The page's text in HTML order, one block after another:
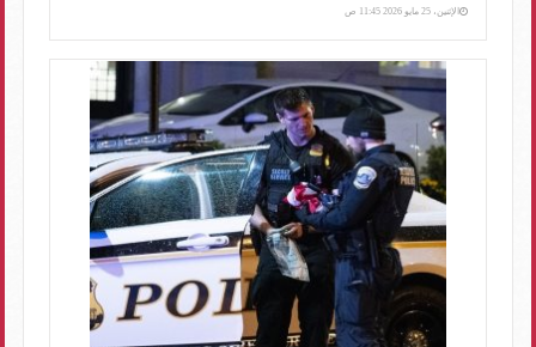
الإثنين، 25 مايو 2026 11:45 ص